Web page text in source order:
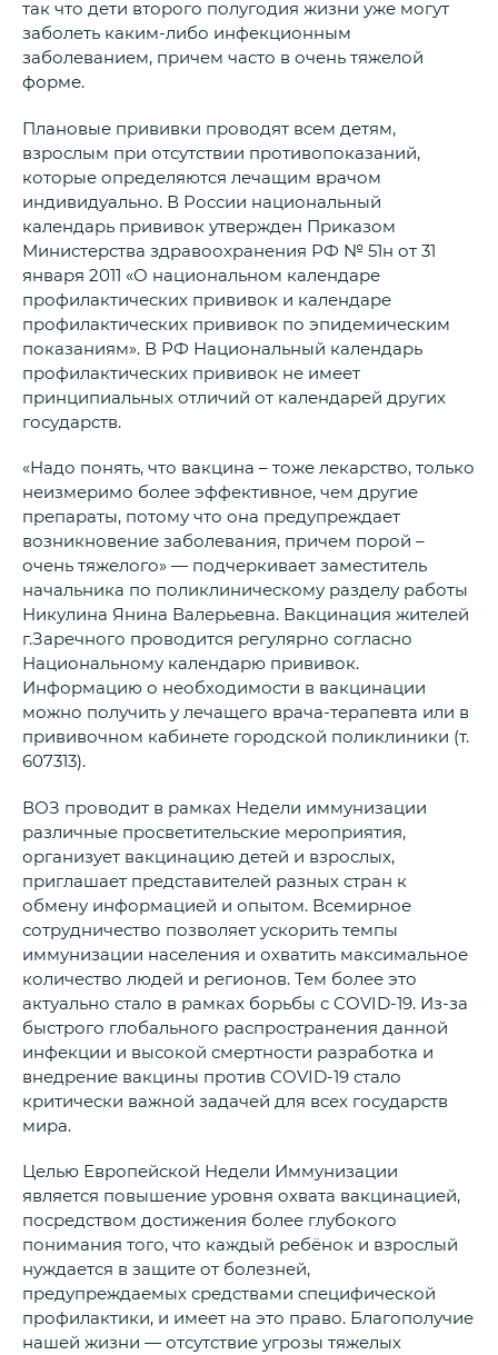
так что дети второго полугодия жизни уже могут
заболеть каким-либо инфекционным
заболеванием, причем часто в очень тяжелой
форме.
Плановые прививки проводят всем детям,
взрослым при отсутствии противопоказаний,
которые определяются лечащим врачом
индивидуально. В России национальный
календарь прививок утвержден Приказом
Министерства здравоохранения РФ № 51н от 31
января 2011 «О национальном календаре
профилактических прививок и календаре
профилактических прививок по эпидемическим
показаниям». В РФ Национальный календарь
профилактических прививок не имеет
принципиальных отличий от календарей других
государств.
«Надо понять, что вакцина – тоже лекарство, только
неизмеримо более эффективное, чем другие
препараты, потому что она предупреждает
возникновение заболевания, причем порой –
очень тяжелого» — подчеркивает заместитель
начальника по поликлиническому разделу работы
Никулина Янина Валерьевна. Вакцинация жителей
г.Заречного проводится регулярно согласно
Национальному календарю прививок.
Информацию о необходимости в вакцинации
можно получить у лечащего врача-терапевта или в
прививочном кабинете городской поликлиники (т.
607313).
ВОЗ проводит в рамках Недели иммунизации
различные просветительские мероприятия,
организует вакцинацию детей и взрослых,
приглашает представителей разных стран к
обмену информацией и опытом. Всемирное
сотрудничество позволяет ускорить темпы
иммунизации населения и охватить максимальное
количество людей и регионов. Тем более это
актуально стало в рамках борьбы с COVID-19. Из-за
быстрого глобального распространения данной
инфекции и высокой смертности разработка и
внедрение вакцины против COVID‑19 стало
критически важной задачей для всех государств
мира.
Целью Европейской Недели Иммунизации
является повышение уровня охвата вакцинацией,
посредством достижения более глубокого
понимания того, что каждый ребёнок и взрослый
нуждается в защите от болезней,
предупреждаемых средствами специфической
профилактики, и имеет на это право. Благополучие
нашей жизни — отсутствие угрозы тяжелых